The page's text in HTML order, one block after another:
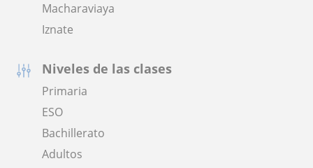
Macharaviaya
Iznate
Niveles de las clases
Primaria
ESO
Bachillerato
Adultos